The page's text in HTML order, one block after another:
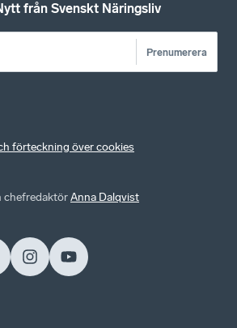
från Svenskt Näringsliv
Prenumerera
förteckning över cookies
chefredaktörAnna Dalqvist